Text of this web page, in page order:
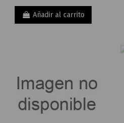
Añadir al carrito